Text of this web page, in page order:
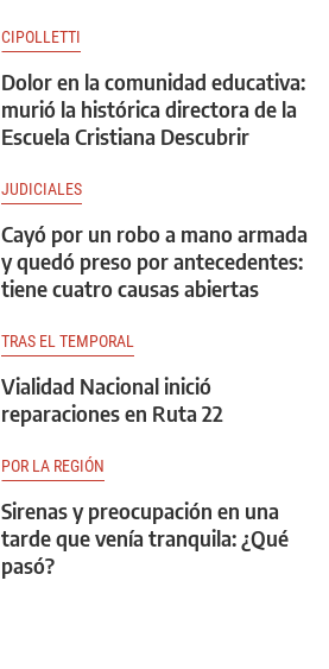
CIPOLLETTI
Dolor en la comunidad educativa:
murió la histórica directora de la
Escuela Cristiana Descubrir
JUDICIALES
Cayó por un robo a mano armada
y quedó preso por antecedentes:
tiene cuatro causas abiertas
TRAS EL TEMPORAL
Vialidad Nacional inició
reparaciones en Ruta 22
POR LA REGIÓN
Sirenas y preocupación en una
tarde que venía tranquila: ¿Qué
pasó?